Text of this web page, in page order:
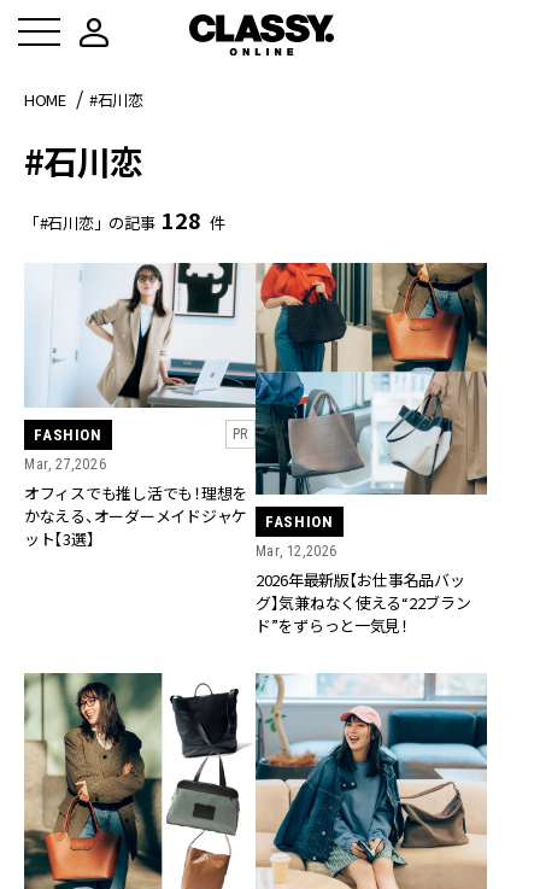
HOME #石川恋
#石川恋
「#石川恋」の記事 128 件
FASHION
PR
Mar, 27,2026
オフィスでも推し活でも！理想を
かなえる、オーダーメイドジャケ
ット【3選】
FASHION
Mar, 12,2026
2026年最新版【お仕事名品バッ
グ】気兼ねなく使える“22ブラン
ド”をずらっと一気見！